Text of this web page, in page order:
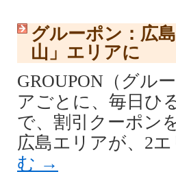
グルーポン：広
山」エリアに
GROUPON（グル
アごとに、毎日ひ
で、割引クーポン
広島エリアが、2
む →